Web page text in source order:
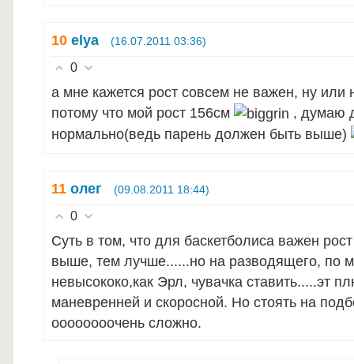
10 elya (16.07.2011 03:36)
0
а мне кажется рост совсем не важен, ну или
потому что мой рост 156см
, думаю
нормально(ведь парень должен быть выше)
11 олег (09.08.2011 18:44)
0
Суть в том, что для баскетболиса важен
выше, тем лучше......но на разводящего, по
невысококо,как Эрл, чувачка ставить.....эт
маневренней и скоросной. Но стоять на
оооооооочень сложно.